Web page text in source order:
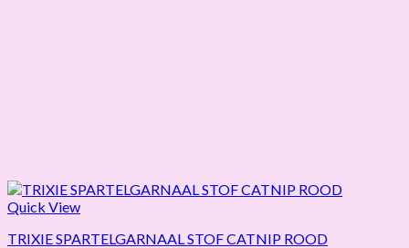
Quick View
TRIXIE SPARTELGARNAAL STOF CATNIP ROOD